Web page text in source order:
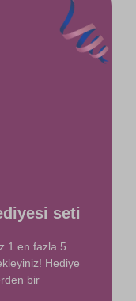
seti
1 en fazla 5
Hediye
bir